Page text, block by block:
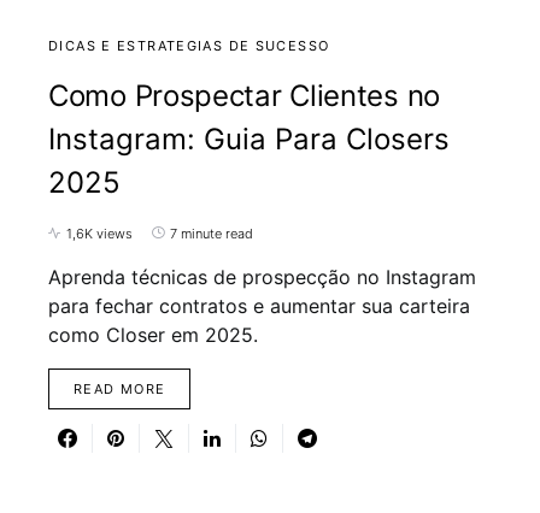
DICAS E ESTRATEGIAS DE SUCESSO
Como Prospectar Clientes no
Instagram: Guia Para Closers
2025
1,6K views 7 minute read
Aprenda técnicas de prospecção no Instagram
para fechar contratos e aumentar sua carteira
como Closer em 2025.
READ MORE